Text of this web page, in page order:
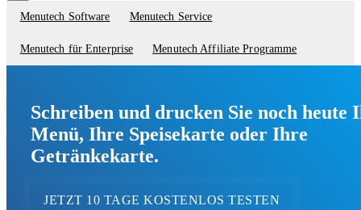
Service
menu
Menutech Software Menutech Service
Menutech für Enterprise Menutech Affiliate Programme
Schreiben und drucken Sie noch heute
Menü, Ihre Speisekarte oder Ihre
Getränkekarte.
JETZT 10 TAGE KOSTENLOS TESTEN